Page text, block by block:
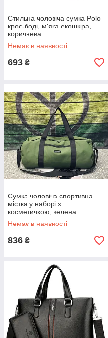
Стильна чоловіча сумка Polo
крос-боді, м'яка екошкіра,
коричнева
Немає в наявності
693 ₴
Сумка чоловіча спортивна
містка у наборі з
косметичкою, зелена
Немає в наявності
836 ₴